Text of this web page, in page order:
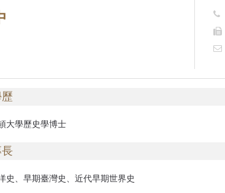
大學歷史學博士
史、早期臺灣史、近代早期世界史